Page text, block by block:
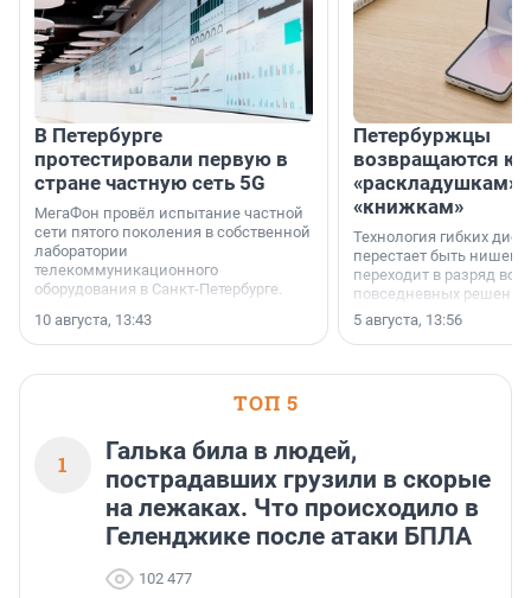
В Петербурге
протестировали первую в
стране частную сеть 5G
МегаФон провёл испытание частной
сети пятого поколения в собственной
лаборатории
телекоммуникационного
оборудования в Санкт-Петербурге.
10 августа, 13:43
Петербуржцы
возвращаются к
«раскладушкам»
«книжкам»
Технология гибких
перестает быть
переходит в разряд
повседневных
5 августа, 13:56
ТОП 5
1
Галька била в людей,
пострадавших грузили в скорые
на лежаках. Что происходило в
Геленджике после атаки БПЛА
102 477